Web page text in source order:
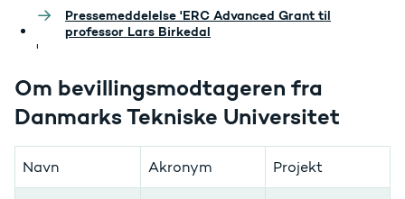
Pressemeddelelse 'ERC Advanced Grant til
professor Lars Birkedal
'
Om bevillingsmodtageren fra
Danmarks Tekniske Universitet
Navn Akronym Projekt